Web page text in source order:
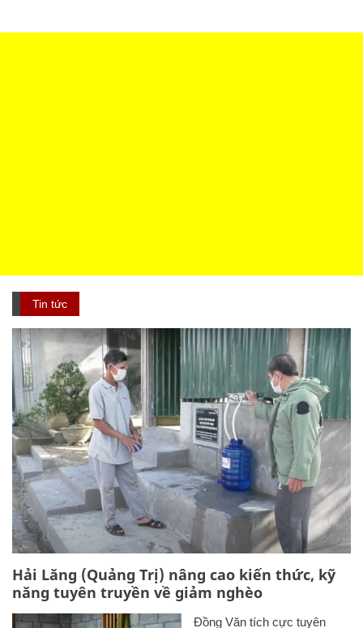
Tin tức
Hải Lăng (Quảng Trị) nâng cao kiến thức, kỹ
năng tuyên truyền về giảm nghèo
Đồng Văn tích cực tuyên